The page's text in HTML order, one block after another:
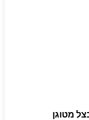
מטוגן